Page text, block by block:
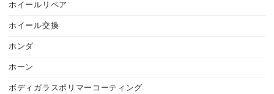
ホイールリペア
ホイール交換
ホンダ
ホーン
ボディガラスポリマーコーティング